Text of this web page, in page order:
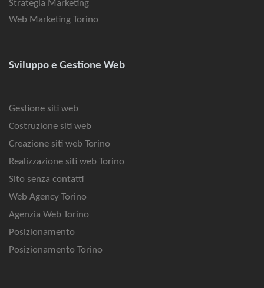
Strategia Marketing
Web Marketing Torino
Sviluppo e Gestione Web
Gestione siti web
Costruzione siti web
Creazione siti web Torino
Realizzazione siti web Torino
Sito senza contatti
Web Agency Torino
Agenzia Web Torino
Posizionamento
Posizionamento Torino